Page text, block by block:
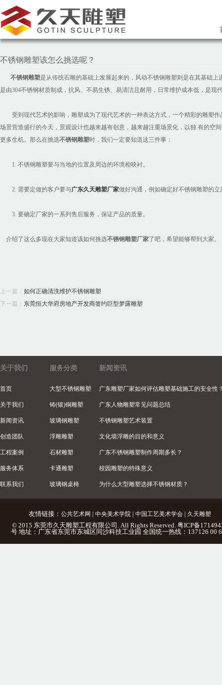
不锈钢雕塑该怎么挑选呢？
不锈钢雕塑是从传统石雕的基础上发展起来的，风动不锈钢雕塑则是在其基础
是由304不锈钢材质制成，抗风、不易生锈、易清洁且耐用，日常维护成本低，是现
受到现代艺术的影响，雕塑成为了现代艺术的一种表达方式，一个精彩的雕塑作
场景营造盛行的今天，景观设计也越来越有创意，越来越注重场景化，以独 有的空
更多生机。那么在挑选不锈钢雕塑时，我们一定要知道这三件事：
1. 不锈钢雕塑要与当地的位置及周边的环境相映衬。
2. 需要定做的客户要与广东久天雕塑厂家做好沟通，例如确定好不锈钢雕塑的
3. 要确定厂家的一系列售后服务，保证产品的质量。
介绍了这么多现在大家知道该如何挑选不锈钢雕塑厂家了吧，希望能够帮到大家。
上一篇： 如何正确清洗维护不锈钢雕塑
下一篇： 东莞恒大华府房地产开发商签约巨型梦露雕塑
关于我们
首页
关于我们
新闻资讯
创造团队
工程案例
服务体系
联系我们
服务分类
大型不锈钢雕塑
铸(锻)铜雕塑
玻璃钢雕塑
浮雕雕塑
石材雕塑
卡通雕塑
玻璃钢桌椅
新闻资讯
广东雕塑厂家如何评估雕塑基础施工的安全性
广东人物雕塑常见问题总结
不锈钢雕塑艺术装置
文化墙浮雕的目的和意义
广东不锈钢雕塑制作周期多长？
校园雕塑的特殊意义
为什么大型雕塑选择不锈钢材质？
友情链接： 公共艺术网 | 中央美术学院 | 中国工艺美术学会 | 久天雕塑
© 2015 东莞市久天雕塑工程有限公司. All Rights Reserved. 粤ICP备
号 地址：广东省东莞市东城区同沙科技工业园 全国统一热线：137126 00